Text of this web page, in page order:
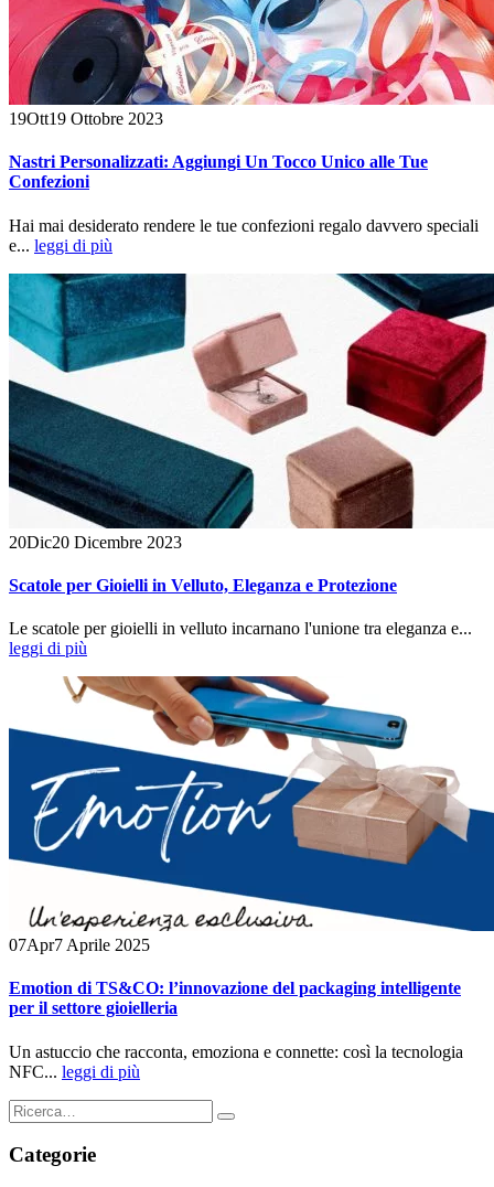
19Ott19 Ottobre 2023
Nastri Personalizzati: Aggiungi Un Tocco Unico alle Tue
Confezioni
Hai mai desiderato rendere le tue confezioni regalo davvero speciali
e... leggi di più
20Dic20 Dicembre 2023
Scatole per Gioielli in Velluto, Eleganza e Protezione
Le scatole per gioielli in velluto incarnano l'unione tra eleganza e...
leggi di più
07Apr7 Aprile 2025
Emotion di TS&CO: l’innovazione del packaging intelligente
per il settore gioielleria
Un astuccio che racconta, emoziona e connette: così la tecnologia
NFC... leggi di più
Categorie